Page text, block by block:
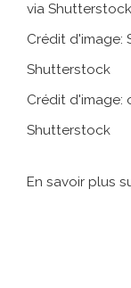
via Shutterstock
Crédit d'image:
Shutterstock
Crédit d'image:
Shutterstock
En savoir plus